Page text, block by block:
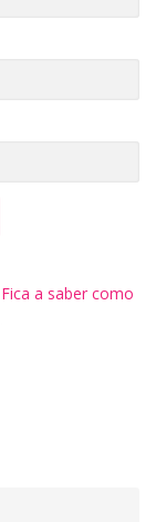
Fica a saber como